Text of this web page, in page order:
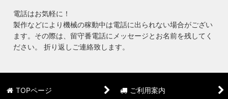
電話はお気軽に！
製作などにより機械の稼動中は電話に出られない場合がござい
ます。その際は、留守番電話にメッセージとお名前を残してく
ださい。 折り返しご連絡致します。
TOPページ ご利用案内